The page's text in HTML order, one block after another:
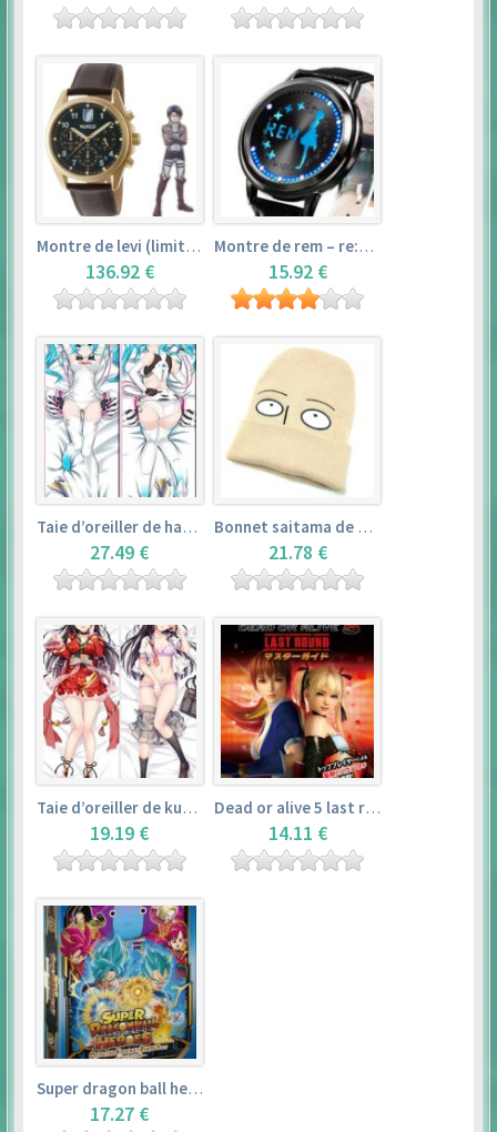
Montre de levi (limited edition) – shingeki no kyojin
136.92 €
Montre de rem – re:zero kara hajimeru isekai seikatsu
15.92 €
Taie d’oreiller de hatsune miku (150cm×50cm) – vocaloid
27.49 €
Bonnet saitama de one punch man
21.78 €
Taie d’oreiller de kurosawa dia (160x50cm) – love live! sunshine!!
19.19 €
Dead or alive 5 last round master guide
14.11 €
Super dragon ball heroes : official 4 pocket binder set
17.27 €